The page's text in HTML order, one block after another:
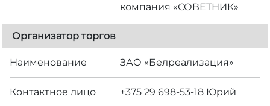
компания «СОВЕТНИК»
Организатор торгов
Наименование ЗАО «Белреализация»
Контактное лицо +375 29 698-53-18 Юрий